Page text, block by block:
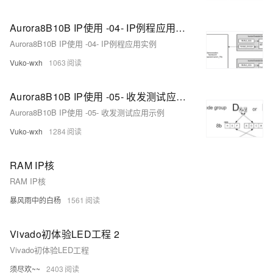
Aurora8B10B IP使用 -04- IP例程应用实例
Aurora8B10B IP使用 -04- IP例程应用实例
Vuko-wxh 1063
Aurora8B10B IP使用 -05- 收发测试应用示例
Aurora8B10B IP使用 -05- 收发测试应用示例
Vuko-wxh 1284
RAM IP核
RAM IP核
暴风雨中的白杨 1561
Vivado初体验LED工程 2
Vivado初体验LED工程
须尽欢~~ 2403